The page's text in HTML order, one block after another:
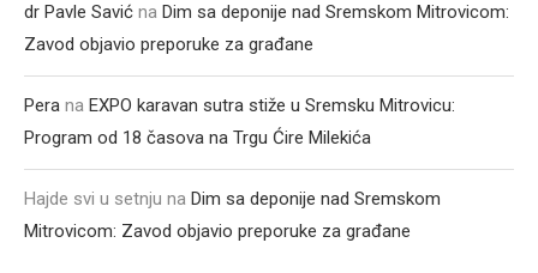
dr Pavle Savić na Dim sa deponije nad Sremskom Mitrovicom:
Zavod objavio preporuke za građane
Pera na EXPO karavan sutra stiže u Sremsku Mitrovicu:
Program od 18 časova na Trgu Ćire Milekića
Hajde svi u setnju na Dim sa deponije nad Sremskom
Mitrovicom: Zavod objavio preporuke za građane